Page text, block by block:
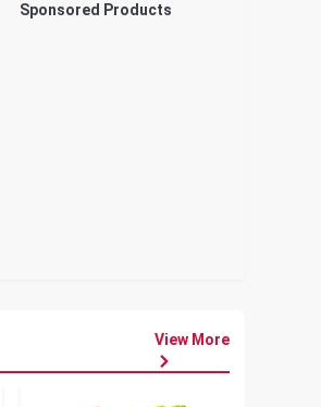
Sponsored Products
View More